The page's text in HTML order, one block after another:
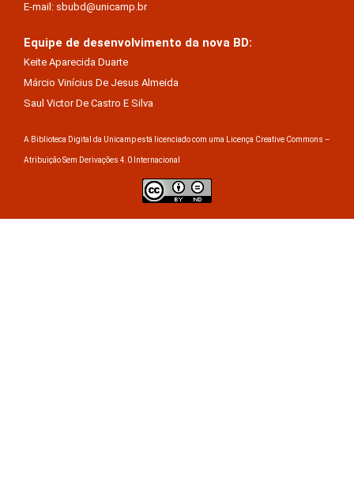
E-mail: sbubd@unicamp.br
Equipe de desenvolvimento da nova BD:
Keite Aparecida Duarte
Márcio Vinícius De Jesus Almeida
Saul Victor De Castro E Silva
A Biblioteca Digital da Unicamp está licenciado com uma Licença Creative Commons –
Atribuição Sem Derivações 4.0 Internacional